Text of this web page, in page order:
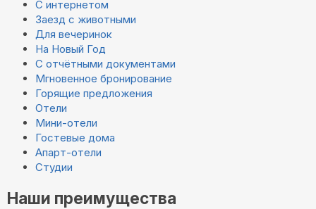
С интернетом
Заезд с животными
Для вечеринок
На Новый Год
С отчётными документами
Мгновенное бронирование
Горящие предложения
Отели
Мини-отели
Гостевые дома
Апарт-отели
Студии
Наши преимущества